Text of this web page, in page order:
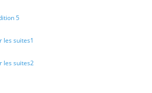
5
les suites1
les suites2